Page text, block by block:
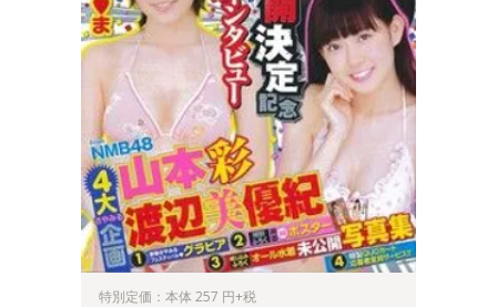
特別定価：本体 257 円+税